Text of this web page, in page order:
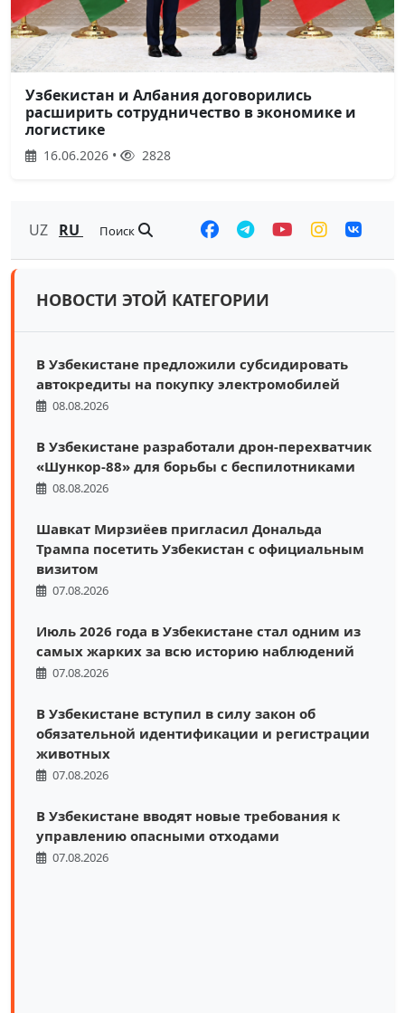
Узбекистан и Албания договорились
расширить сотрудничество в экономике и
логистике
16.06.2026 • 2828
UZ RU Поиск
НОВОСТИ ЭТОЙ КАТЕГОРИИ
В Узбекистане предложили субсидировать
автокредиты на покупку электромобилей
08.08.2026
В Узбекистане разработали дрон-перехватчик
«Шункор-88» для борьбы с беспилотниками
08.08.2026
Шавкат Мирзиёев пригласил Дональда
Трампа посетить Узбекистан с официальным
визитом
07.08.2026
Июль 2026 года в Узбекистане стал одним из
самых жарких за всю историю наблюдений
07.08.2026
В Узбекистане вступил в силу закон об
обязательной идентификации и регистрации
животных
07.08.2026
В Узбекистане вводят новые требования к
управлению опасными отходами
07.08.2026